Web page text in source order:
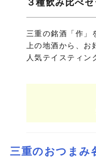
３種飲み比べセ
三重の銘酒「作」
上の地酒から、
人気テイスティン
三重のおつまみ